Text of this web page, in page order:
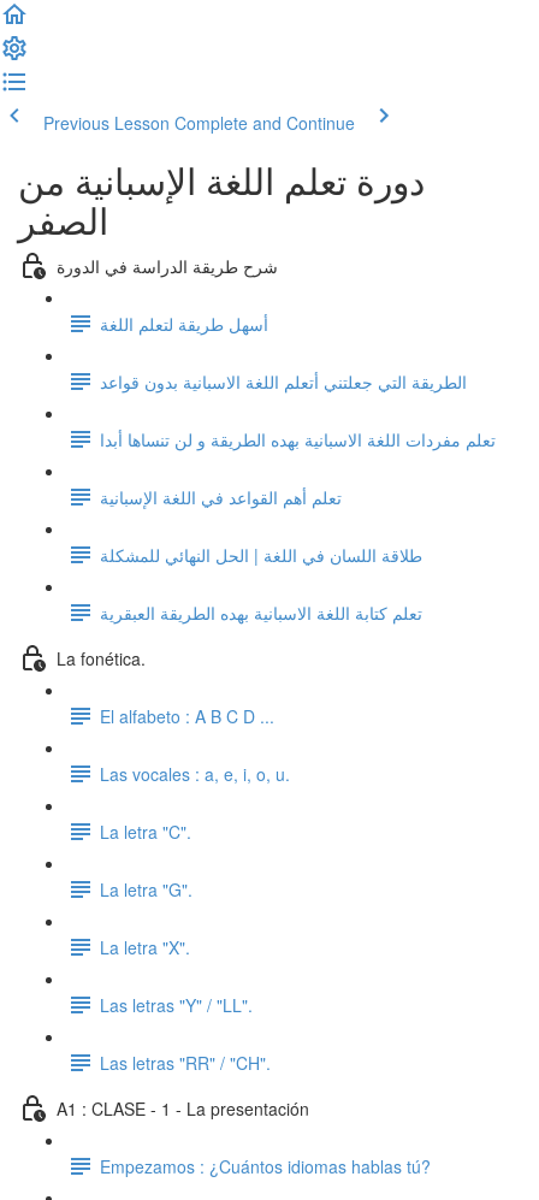
Previous Lesson Complete and Continue
دورة تعلم اللغة الإسبانية من
الصفر
شرح طريقة الدراسة في الدورة
أسهل طريقة لتعلم اللغة
الطريقة التي جعلتني أتعلم اللغة الاسبانية بدون قواعد
تعلم مفردات اللغة الاسبانية بهده الطريقة و لن تنساها أبدا
تعلم أهم القواعد في اللغة الإسبانية
طلاقة اللسان في اللغة | الحل النهائي للمشكلة
تعلم كتابة اللغة الاسبانية بهده الطريقة العبقرية
La fonética.
El alfabeto : A B C D ...
Las vocales : a, e, i, o, u.
La letra "C".
La letra "G".
La letra "X".
Las letras "Y" / "LL".
Las letras "RR" / "CH".
A1 : CLASE - 1 - La presentación
Empezamos : ¿Cuántos idiomas hablas tú?